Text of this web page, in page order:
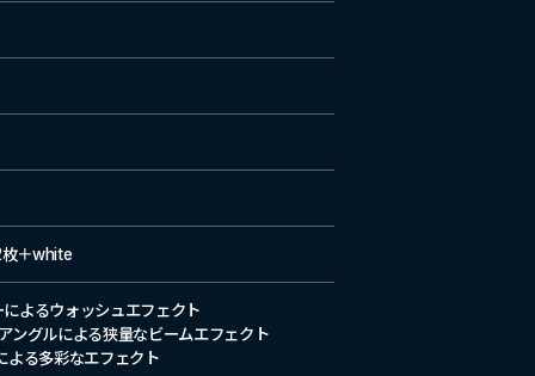
枚＋white
によるウォッシュエフェクト
ングルによる狭量なビームエフェクト
よる多彩なエフェクト